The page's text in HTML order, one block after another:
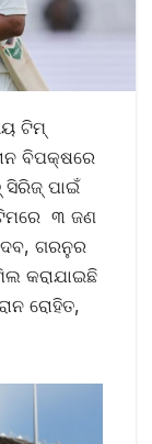
ଟିମ୍‌
ବିପକ୍ଷରେ
ସିରିଜ୍ ପାଇଁ
୩ ଜଣ
ଗରନୁର
କରାଯାଇଛି
ରୋହିତ,